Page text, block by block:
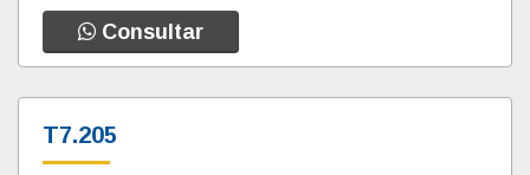
Consultar
T7.205